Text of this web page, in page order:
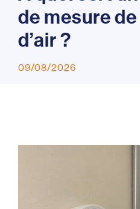
de mesurede
d’air?
09/08/2026